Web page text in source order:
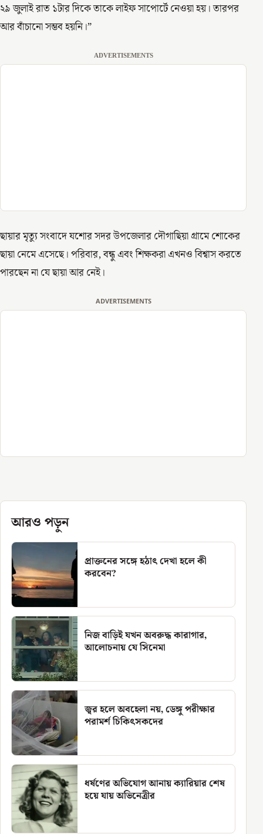
২৯ জুলাই রাত ১টার দিকে তাকে লাইফ সাপোর্টে নেওয়া হয়। তারপর
আর বাঁচানো সম্ভব হয়নি।”
ADVERTISEMENTS
ছায়ার মৃত্যু সংবাদে যশোর সদর উপজেলার দৌগাছিয়া গ্রামে শোকের
ছায়া নেমে এসেছে। পরিবার, বন্ধু এবং শিক্ষকরা এখনও বিশ্বাস করতে
পারছেন না যে ছায়া আর নেই।
ADVERTISEMENTS
আরও পড়ুন
প্রাক্তনের সঙ্গে হঠাৎ দেখা হলে কী
করবেন?
নিজ বাড়িই যখন অবরুদ্ধ কারাগার,
আলোচনায় যে সিনেমা
জ্বর হলে অবহেলা নয়, ডেঙ্গু পরীক্ষার
পরামর্শ চিকিৎসকদের
ধর্ষণের অভিযোগ আনায় ক্যারিয়ার শেষ
হয়ে যায় অভিনেত্রীর